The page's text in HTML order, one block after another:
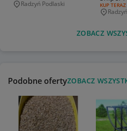
Miejscowość
Radzyń Podlaski RODZAJ
KUP TERAZ
ZOBACZ
Podobne ofertyZOBACZ